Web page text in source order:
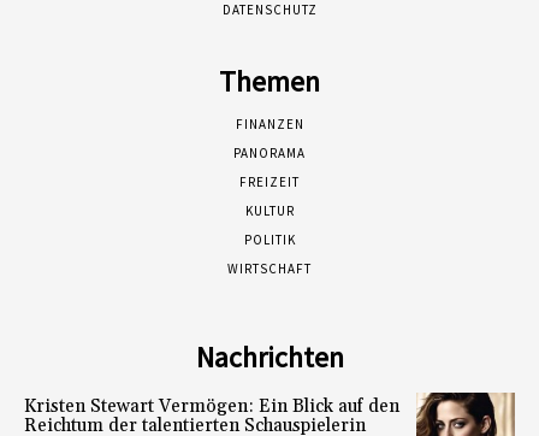
DATENSCHUTZ
Themen
FINANZEN
PANORAMA
FREIZEIT
KULTUR
POLITIK
WIRTSCHAFT
Nachrichten
Kristen Stewart Vermögen: Ein Blick auf den
Reichtum der talentierten Schauspielerin